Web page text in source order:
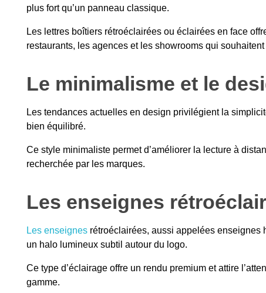
plus fort qu’un panneau classique.
Les lettres boîtiers rétroéclairées ou éclairées en face
restaurants, les agences et les showrooms qui
Le minimalisme et le
Les tendances actuelles en design privilégient la
bien équilibré.
Ce style minimaliste permet d’améliorer la lecture à
recherchée par les marques.
Les enseignes
Les enseignes rétroéclairées, aussi appelées enseignes
un halo lumineux subtil autour du logo.
Ce type d’éclairage offre un rendu premium et attire
gamme.